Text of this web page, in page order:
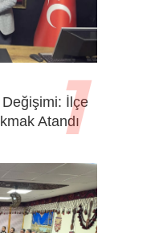
İlçe
Atandı